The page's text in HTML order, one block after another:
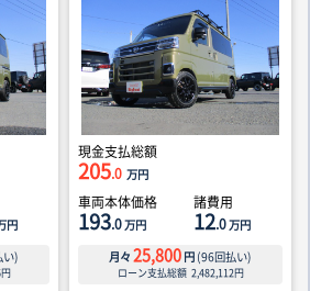
円
い)
円
現金支払総額
205.0 万円
車両本体価格
193.0万円
諸費用
12.0万円
月々 25,800 円 (96回払い)
ローン支払総額 2,482,112円